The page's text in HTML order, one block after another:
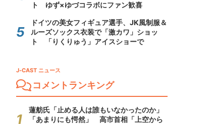
ト ゆず×ゆづコラボにファン歓喜
ドイツの美女フィギュア選手、JK風制服＆
ルーズソックス衣装で「激カワ」ショッ
ト 「りくりゅう」アイスショーで
J-CAST ニュース
コメントランキング
蓮舫氏「止める人は誰もいなかったのか」
「あまりにも愕然」 高市首相「上空から